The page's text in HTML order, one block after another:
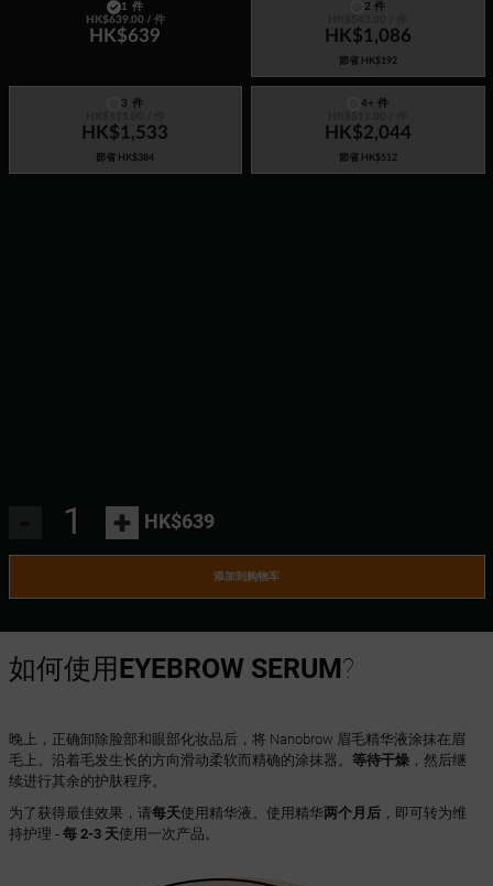
1 件
HK$639.00/ 件
HK$639
2 件
HK$1,086
節省 HK$192
3 件
HK$1,533
節省 HK$384
4+ 件
HK$2,044
節省 HK$512
+ HK$639
添加到购物车
如何使用EYEBROW SERUM?
晚上，正确卸除脸部和眼部化妆品后，将 Nanobrow 眉毛精华液涂抹在眉
毛上。沿着毛发生长的方向滑动柔软而精确的涂抹器。 等待干燥，然后继
续进行其余的护肤程序。
为了获得最佳效果，请每天使用精华液。使用精华两个月后，即可转为维
持护理 - 每 2-3 天使用一次产品。